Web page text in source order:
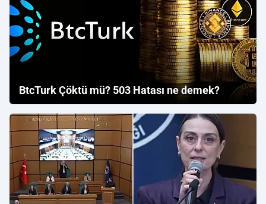
BtcTurk Çöktü mü? 503 Hatası ne demek?